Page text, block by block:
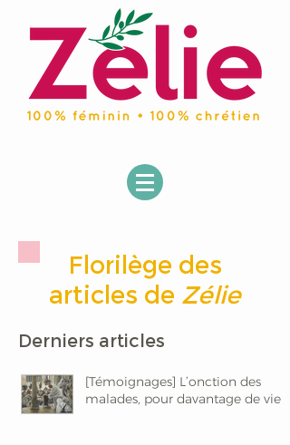
Florilège des
articles de Zélie
Derniers articles
[Témoignages] L’onction des
malades, pour davantage de vie